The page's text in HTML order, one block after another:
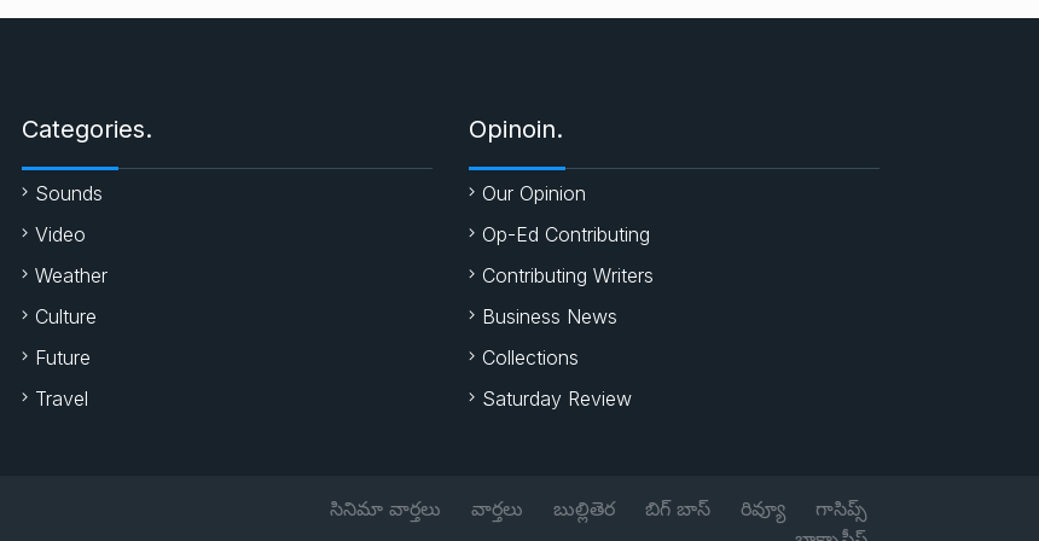
e
c
b
o
o
k
a
p
i
Categories.
Sounds
Video
Weather
Culture
Future
Travel
Opinoin.
Our Opinion
Op-Ed Contributing
Contributing Writers
Business News
Collections
Saturday Review
సినిమా వార్తలు వార్తలు బుల్లితెర బిగ్ బాస్ రివ్యూ
గాసిప్స్